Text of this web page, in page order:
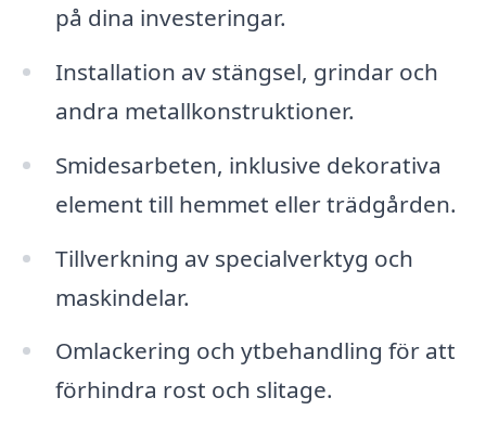
på dina investeringar.
Installation av stängsel, grindar och
andra metallkonstruktioner.
Smidesarbeten, inklusive dekorativa
element till hemmet eller trädgården.
Tillverkning av specialverktyg och
maskindelar.
Omlackering och ytbehandling för att
förhindra rost och slitage.